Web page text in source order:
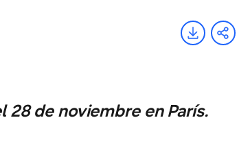
28 de noviembre en París.